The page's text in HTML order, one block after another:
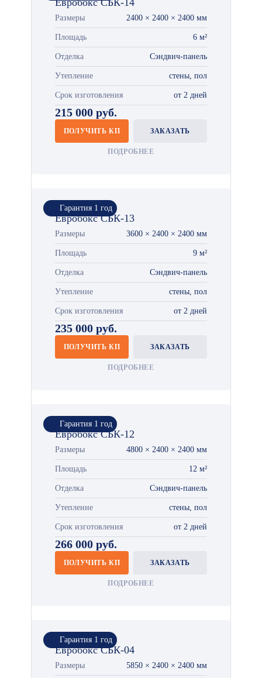
Евробокс СБК-14
Размеры 2400 × 2400 × 2400 мм
Площадь 6 м²
Отделка Сэндвич-панель
Утепление стены, пол
Срок изготовления от 2 дней
215 000 руб.
ПОЛУЧИТЬ КП ЗАКАЗАТЬ
ПОДРОБНЕЕ
Гарантия 1 год
Евробокс СБК-13
Размеры 3600 × 2400 × 2400 мм
Площадь 9 м²
Отделка Сэндвич-панель
Утепление стены, пол
Срок изготовления от 2 дней
235 000 руб.
ПОЛУЧИТЬ КП ЗАКАЗАТЬ
ПОДРОБНЕЕ
Гарантия 1 год
Евробокс СБК-12
Размеры 4800 × 2400 × 2400 мм
Площадь 12 м²
Отделка Сэндвич-панель
Утепление стены, пол
Срок изготовления от 2 дней
266 000 руб.
ПОЛУЧИТЬ КП ЗАКАЗАТЬ
ПОДРОБНЕЕ
Гарантия 1 год
Евробокс СБК-04
Размеры 5850 × 2400 × 2400 мм